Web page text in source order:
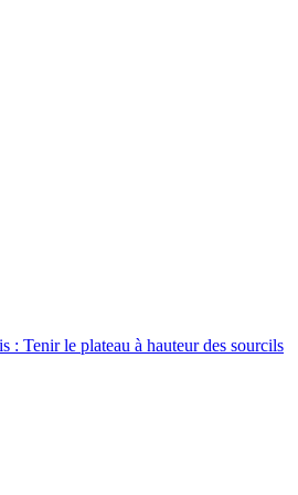
: Tenir le plateau à hauteur des sourcils